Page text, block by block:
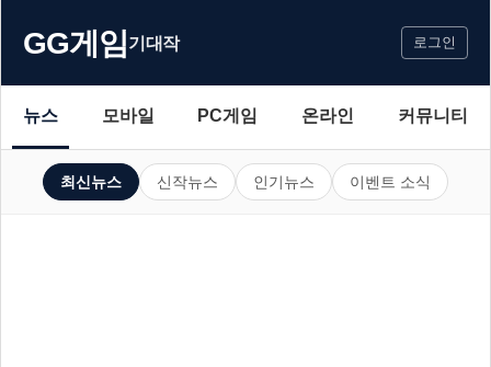
GG게임기대작 로그인
뉴스 모바일 PC게임 온라인 커뮤니티
최신뉴스 신작뉴스 인기뉴스 이벤트 소식